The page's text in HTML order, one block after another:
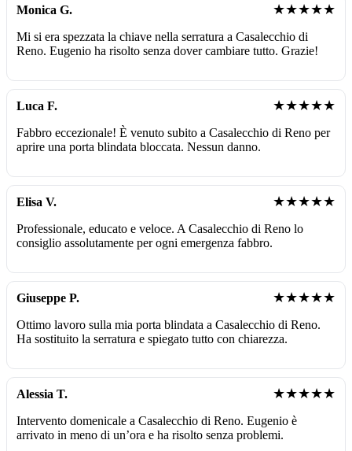
Monica G. ★★★★★
Mi si era spezzata la chiave nella serratura a Casalecchio di
Reno. Eugenio ha risolto senza dover cambiare tutto. Grazie!
Luca F. ★★★★★
Fabbro eccezionale! È venuto subito a Casalecchio di Reno per
aprire una porta blindata bloccata. Nessun danno.
Elisa V. ★★★★★
Professionale, educato e veloce. A Casalecchio di Reno lo
consiglio assolutamente per ogni emergenza fabbro.
Giuseppe P. ★★★★★
Ottimo lavoro sulla mia porta blindata a Casalecchio di Reno.
Ha sostituito la serratura e spiegato tutto con chiarezza.
Alessia T. ★★★★★
Intervento domenicale a Casalecchio di Reno. Eugenio è
arrivato in meno di un’ora e ha risolto senza problemi.